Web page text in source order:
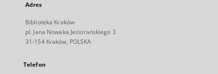
Adres
Biblioteka Kraków
pl. Jana Nowaka Jeziorańskiego 3
31-154 Kraków, POLSKA
Telefon